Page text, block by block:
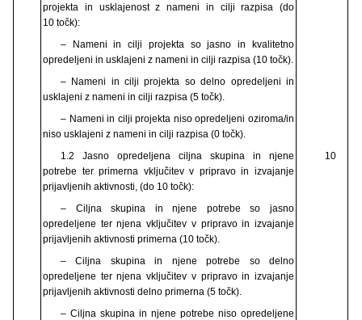
projekta in usklajenost z nameni in cilji razpisa (do
10 točk):
– Nameni in cilji projekta so jasno in kvalitetno
opredeljeni in usklajeni z nameni in cilji razpisa (10 točk).
– Nameni in cilji projekta so delno opredeljeni in
usklajeni z nameni in cilji razpisa (5 točk).
– Nameni in cilji projekta niso opredeljeni oziroma/in
niso usklajeni z nameni in cilji razpisa (0 točk).
1.2 Jasno opredeljena ciljna skupina in njene
potrebe ter primerna vključitev v pripravo in izvajanje
prijavljenih aktivnosti, (do 10 točk):
10
– Ciljna skupina in njene potrebe so jasno
opredeljene ter njena vključitev v pripravo in izvajanje
prijavljenih aktivnosti primerna (10 točk).
– Ciljna skupina in njene potrebe so delno
opredeljene ter njena vključitev v pripravo in izvajanje
prijavljenih aktivnosti delno primerna (5 točk).
– Ciljna skupina in njene potrebe niso opredeljene